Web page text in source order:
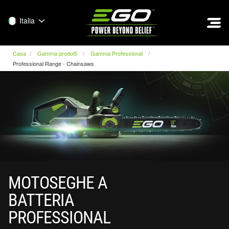
Italia
Casa Gamma prodotti
Gamma Professional
Professional Range - Chainsaws
MOTOSEGHE A
BATTERIA
PROFESSIONAL